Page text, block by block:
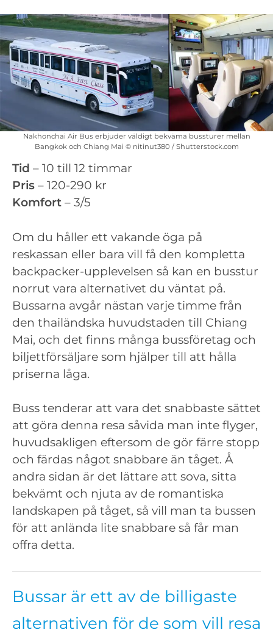
Nakhonchai Air Bus erbjuder väldigt bekväma bussturer mellan
Bangkok och Chiang Mai © nitinut380 / Shutterstock.com
Tid – 10 till 12 timmar
Pris – 120-290 kr
Komfort – 3/5
Om du håller ett vakande öga på
reskassan eller bara vill få den kompletta
backpacker-upplevelsen så kan en busstur
norrut vara alternativet du väntat på.
Bussarna avgår nästan varje timme från
den thailändska huvudstaden till Chiang
Mai, och det finns många bussföretag och
biljettförsäljare som hjälper till att hålla
priserna låga.
Buss tenderar att vara det snabbaste sättet
att göra denna resa såvida man inte flyger,
huvudsakligen eftersom de gör färre stopp
och färdas något snabbare än tåget. Å
andra sidan är det lättare att sova, sitta
bekvämt och njuta av de romantiska
landskapen på tåget, så vill man ta bussen
för att anlända lite snabbare så får man
offra detta.
Bussar är ett av de billigaste
alternativen för de som vill resa